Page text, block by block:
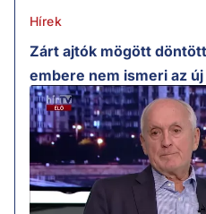
Hírek
Zárt ajtók mögött
embere nem ismeri az